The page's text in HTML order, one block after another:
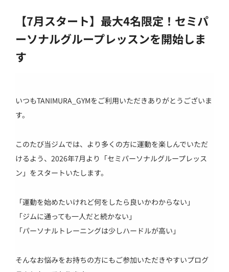
【7月スタート】最大4名限定！セミパ
ーソナルグループレッスンを開始しま
す
いつもTANIMURA_GYMをご利用いただきありがとうございま
す。
このたび当ジムでは、より多くの方に運動を楽しんでいただ
けるよう、2026年7月より「セミパーソナルグループレッス
ン」をスタートいたします。
「運動を始めたいけれど何をしたら良いかわからない」
「ジムに通っても一人だと続かない」
「パーソナルトレーニングは少しハードルが高い」
そんなお悩みをお持ちの方にもご参加いただきやすいプログ